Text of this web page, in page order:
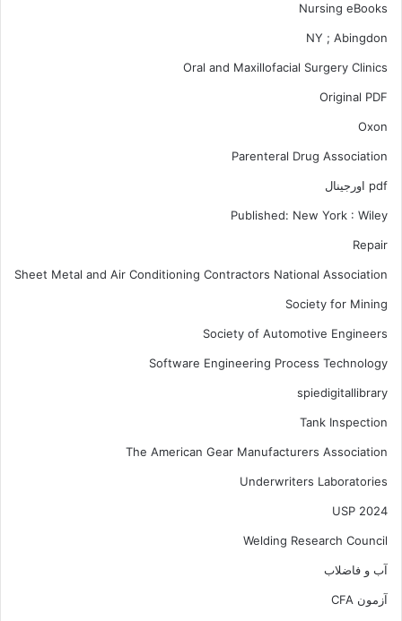
Nursing eBooks
NY ; Abingdon
Oral and Maxillofacial Surgery Clinics
Original PDF
Oxon
Parenteral Drug Association
pdf اورجینال
Published: New York : Wiley
Repair
Sheet Metal and Air Conditioning Contractors National Association
Society for Mining
Society of Automotive Engineers
Software Engineering Process Technology
spiedigitallibrary
Tank Inspection
The American Gear Manufacturers Association
Underwriters Laboratories
USP 2024
Welding Research Council
آب و فاضلاب
آزمون CFA